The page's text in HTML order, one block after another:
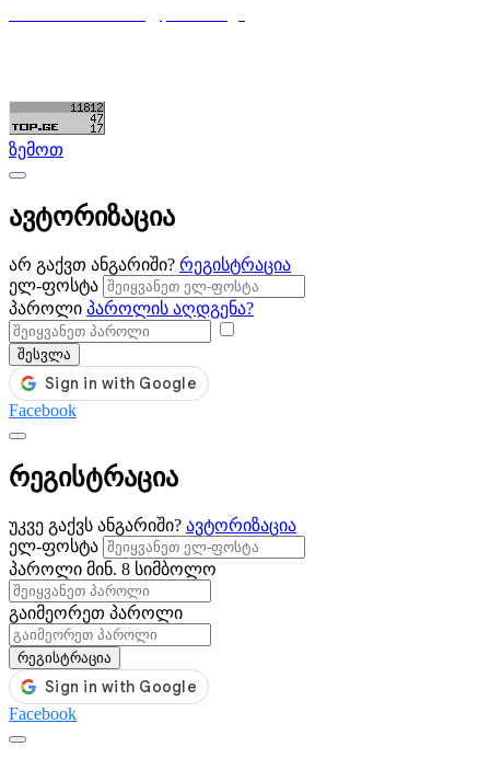
ზემოთ
ავტორიზაცია
არ გაქვთ ანგარიში? რეგისტრაცია
ელ-ფოსტა
პაროლი პაროლის აღდგენა?
შესვლა
Facebook
რეგისტრაცია
უკვე გაქვს ანგარიში? ავტორიზაცია
ელ-ფოსტა
პაროლი მინ. 8 სიმბოლო
გაიმეორეთ პაროლი
რეგისტრაცია
Facebook